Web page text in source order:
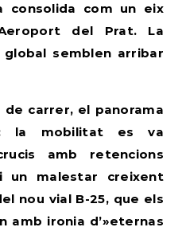
consolida com un eix
del Prat. La
semblen arribar
de carrer, el panorama
la mobilitat es va
amb retencions
un malestar creixent
nou vial B-25, que els
amb ironia d’»eternas